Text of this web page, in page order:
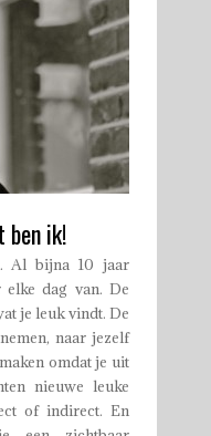
ben ik!
Al bijna 10 jaar
dag van. De
je leuk vindt. De
naar jezelf
omdat je uit
nieuwe leuke
of indirect. En